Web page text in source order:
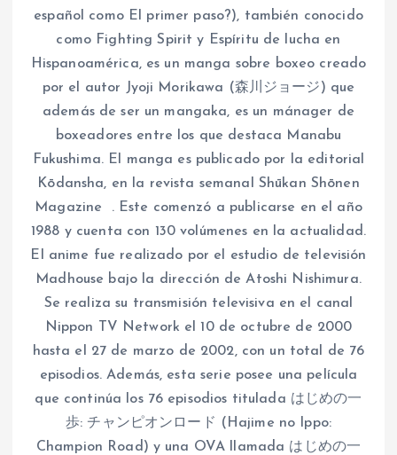
español como El primer paso?), también conocido
como Fighting Spirit y Espíritu de lucha en
Hispanoamérica, es un manga sobre boxeo creado
por el autor Jyoji Morikawa (森川ジョージ) que
además de ser un mangaka, es un mánager de
boxeadores entre los que destaca Manabu
Fukushima. El manga es publicado por la editorial
Kōdansha, en la revista semanal Shūkan Shōnen
Magazine . Este comenzó a publicarse en el año
1988 y cuenta con 130 volúmenes en la actualidad.
El anime fue realizado por el estudio de televisión
Madhouse bajo la dirección de Atoshi Nishimura.
Se realiza su transmisión televisiva en el canal
Nippon TV Network el 10 de octubre de 2000
hasta el 27 de marzo de 2002, con un total de 76
episodios. Además, esta serie posee una película
que continúa los 76 episodios titulada はじめの一
歩: チャンピオンロード (Hajime no Ippo:
Champion Road) y una OVA llamada はじめの一